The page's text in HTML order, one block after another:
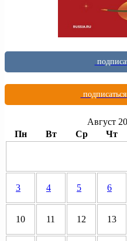
Август
Пн
Вт Ср Чт
3 4 5 6
10 11 12 13